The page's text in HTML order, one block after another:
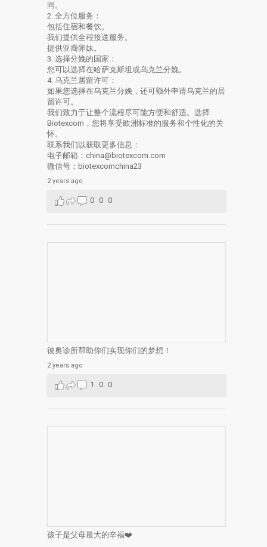
同。
2. 全方位服务：
包括住宿和餐饮。
我们提供全程接送服务。
提供亚裔卵妹。
3. 选择分娩的国家：
您可以选择在哈萨克斯坦或乌克兰分娩。
4. 乌克兰居留许可：
如果您选择在乌克兰分娩，还可额外申请乌克兰的居
留许可。
我们致力于让整个流程尽可能方便和舒适。选择
Biotexcom，您将享受欧洲标准的服务和个性化的关
怀。
联系我们以获取更多信息：
电子邮箱：china@biotexcom.com
微信号：biotexcomchina23
2 years ago
0 0 0
彼奥诊所帮助你们实现你们的梦想！
2 years ago
1 0 0
孩子是父母最大的辛福❤️